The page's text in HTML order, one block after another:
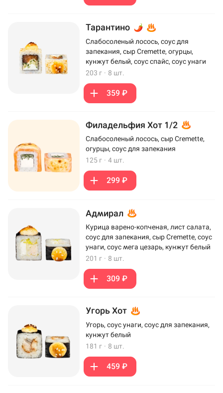
Тарантино
Слабосоленый лосось, соус для
запекания, сыр Cremette, огурцы,
кунжут белый, соус спайс, соус унаги
203 г · 8 шт.
359 ₽
Филадельфия Хот 1/2
Слабосоленый лосось, сыр Cremette,
огурцы, соус для запекания
125 г · 4 шт.
299 ₽
Адмирал
Курица варено-копченая, лист салата,
соус для запекания, сыр Cremette, соус
унаги, соус мега цезарь, кунжут белый
201 г · 8 шт.
309 ₽
Угорь Хот
Угорь, соус унаги, соус для запекания,
кунжут белый
181 г · 8 шт.
459 ₽